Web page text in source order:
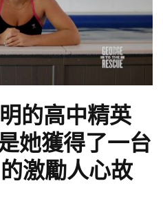
的高中精英
她獲得了一台
激勵人心故